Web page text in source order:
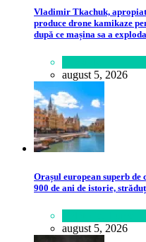
Vladimir Tkachuk,
produce drone kamikaze
după ce mașina sa a
august 5, 2026
Orașul european superb
900 de ani de istorie,
august 5, 2026